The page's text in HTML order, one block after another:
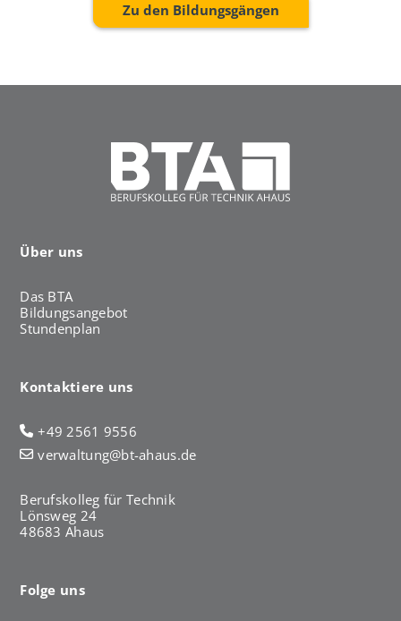
Zu den Bildungsgängen
Über uns
Das BTA
Bildungsangebot
Stundenplan
Kontaktiere uns
+49 2561 9556
verwaltung@bt-ahaus.de
Berufskolleg für Technik
Lönsweg 24
48683 Ahaus
Folge uns